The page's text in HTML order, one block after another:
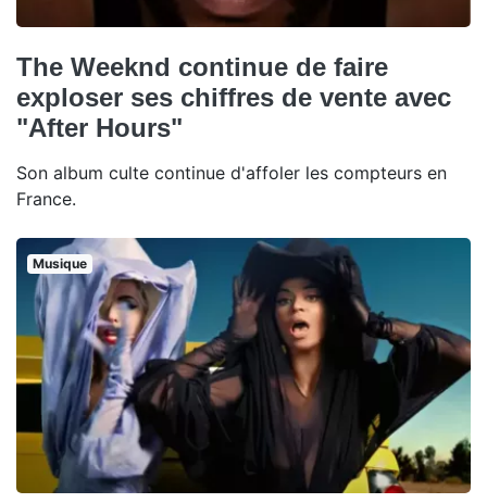
The Weeknd continue de faire
exploser ses chiffres de vente avec
"After Hours"
Son album culte continue d'affoler les compteurs en
France.
Musique